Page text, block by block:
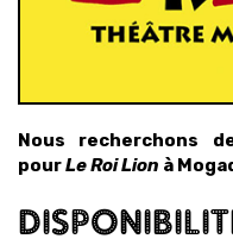
Nous recherchons
pourLe Roi Lion à